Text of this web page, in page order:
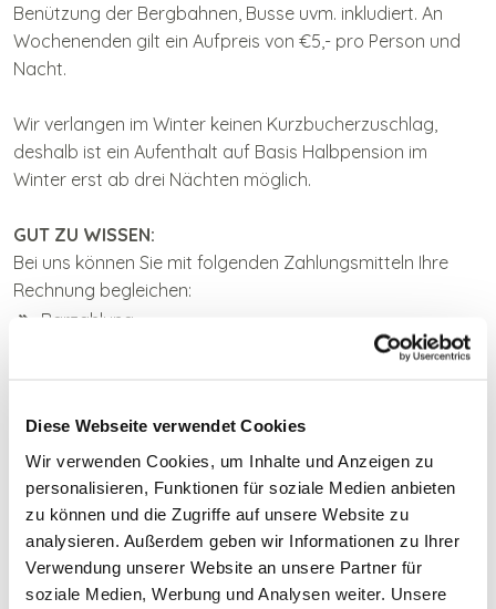
Diese Webseite verwendet Cookies
Wir verwenden Cookies, um Inhalte und Anzeigen zu
personalisieren, Funktionen für soziale Medien anbieten
zu können und die Zugriffe auf unsere Website zu
analysieren. Außerdem geben wir Informationen zu Ihrer
Verwendung unserer Website an unsere Partner für
soziale Medien, Werbung und Analysen weiter. Unsere
Benützung der Bergbahnen, Busse uvm. inkludiert. An
Wochenenden gilt ein Aufpreis von €5,- pro Person und
Nacht.
Wir verlangen im Winter keinen Kurzbucherzuschlag,
deshalb ist ein Aufenthalt auf Basis Halbpension im
Winter erst ab drei Nächten möglich.
GUT ZU WISSEN:
Bei uns können Sie mit folgenden Zahlungsmitteln Ihre
Rechnung begleichen:
Barzahlung
JETZT ANFRAGEN
JETZT BUCHEN